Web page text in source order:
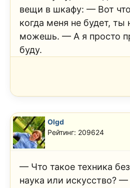
вещи в шкафу: — Вот
когда меня не будет, ты
можешь. — А я просто
буду.
Olgd
Рейтинг: 209624
— Что такое техника
наука или искусство?